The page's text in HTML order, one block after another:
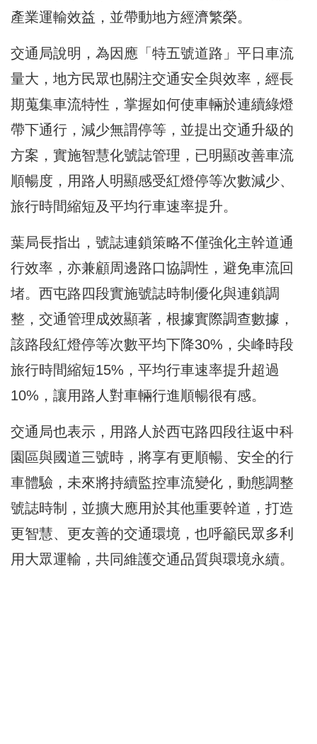
產業運輸效益，並帶動地方經濟繁榮。
交通局說明，為因應「特五號道路」平日車流
量大，地方民眾也關注交通安全與效率，經長
期蒐集車流特性，掌握如何使車輛於連續綠燈
帶下通行，減少無謂停等，並提出交通升級的
方案，實施智慧化號誌管理，已明顯改善車流
順暢度，用路人明顯感受紅燈停等次數減少、
旅行時間縮短及平均行車速率提升。
葉局長指出，號誌連鎖策略不僅強化主幹道通
行效率，亦兼顧周邊路口協調性，避免車流回
堵。西屯路四段實施號誌時制優化與連鎖調
整，交通管理成效顯著，根據實際調查數據，
該路段紅燈停等次數平均下降30%，尖峰時段
旅行時間縮短15%，平均行車速率提升超過
10%，讓用路人對車輛行進順暢很有感。
交通局也表示，用路人於西屯路四段往返中科
園區與國道三號時，將享有更順暢、安全的行
車體驗，未來將持續監控車流變化，動態調整
號誌時制，並擴大應用於其他重要幹道，打造
更智慧、更友善的交通環境，也呼籲民眾多利
用大眾運輸，共同維護交通品質與環境永續。